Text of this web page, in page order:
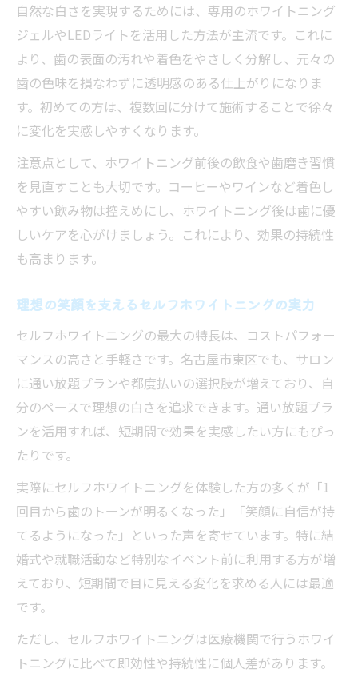
ングプラン
コスパ重視で選ぶセルフホワイトニング通
い放題活用法
セルフホワイトニング通い放題利用時の注
意点
グ習慣術
都度払いセルフホワイトニングが選ばれる理由
都度払いセルフホワイトニングのメリット
セルフホワイトニング都度払いのコスパ比
自由度の高い都度払いセルフホワイトニン
グ活用法
初めてでも安心な都度払いセルフホワイト
ニング体験談
選ぶコツ
静かな施術で叶うセルフホワイトニングの魅力
に迫る
会話不要のサロンで静かにセルフホワイト
ニング体験
ングの魅力
セルフホワイトニングが叶える癒しと美白
自然な白さを実現するためには、専用のホワイトニング
ジェルやLEDライトを活用した方法が主流です。これに
より、歯の表面の汚れや着色をやさしく分解し、元々の
歯の色味を損なわずに透明感のある仕上がりになりま
す。初めての方は、複数回に分けて施術することで徐々
に変化を実感しやすくなります。
注意点として、ホワイトニング前後の飲食や歯磨き習慣
を見直すことも大切です。コーヒーやワインなど着色し
やすい飲み物は控えめにし、ホワイトニング後は歯に優
しいケアを心がけましょう。これにより、効果の持続性
も高まります。
理想の笑顔を支えるセルフホワイトニングの実力
セルフホワイトニングの最大の特長は、コストパフォー
マンスの高さと手軽さです。名古屋市東区でも、サロン
に通い放題プランや都度払いの選択肢が増えており、自
分のペースで理想の白さを追求できます。通い放題プラ
ンを活用すれば、短期間で効果を実感したい方にもぴっ
たりです。
実際にセルフホワイトニングを体験した方の多くが「1
回目から歯のトーンが明るくなった」「笑顔に自信が持
てるようになった」といった声を寄せています。特に結
婚式や就職活動など特別なイベント前に利用する方が増
えており、短期間で目に見える変化を求める人には最適
です。
ただし、セルフホワイトニングは医療機関で行うホワイ
トニングに比べて即効性や持続性に個人差があります。